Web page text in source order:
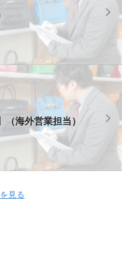
海外営業担当）
見る